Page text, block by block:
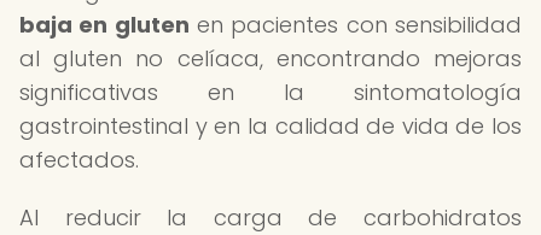
baja en gluten en pacientes con sensibilidad
al gluten no celíaca, encontrando mejoras
significativas en la sintomatología
gastrointestinal y en la calidad de vida de los
afectados.
Al reducir la carga de carbohidratos